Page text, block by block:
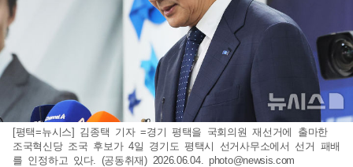
[평택=뉴시스] 김종택 기자 =경기 평택을 국회의원 재선거에 출마한
조국혁신당 조국 후보가 4일 경기도 평택시 선거사무소에서 선거 패배
를 인정하고 있다. (공동취재) 2026.06.04. photo@newsis.com